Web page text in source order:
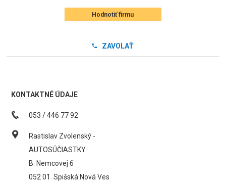
Hodnotiť firmu
ZAVOLAŤ
KONTAKTNÉ ÚDAJE
053 / 446 77 92
Rastislav Zvolenský -
AUTOSÚČIASTKY
B. Nemcovej 6
052 01 Spišská Nová Ves